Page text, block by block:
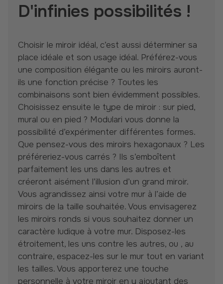
D'infinies possibilités !
Choisir le miroir idéal, c’est aussi déterminer sa
place idéale et son usage idéal. Préférez-vous
une composition élégante ou les miroirs auront-
ils une fonction précise ? Toutes les
combinaisons sont bien évidemment possibles.
Choisissez ensuite le type de miroir : sur pied,
mural ou en pied ? Modulari vous donne la
possibilité d’expérimenter différentes formes.
Que pensez-vous des miroirs hexagonaux ? Les
préféreriez-vous carrés ? Ils s’emboîtent
parfaitement les uns dans les autres et
créeront aisément l’illusion d’un grand miroir.
Vous agrandissez ainsi votre mur à l’aide de
miroirs de la taille souhaitée. Vous envisagerez
les miroirs ronds si vous souhaitez donner un
caractère ludique à votre mur. Disposez-les
étroitement, les uns contre les autres, ou , au
contraire, espacez-les sur le mur tout en variant
les tailles. Vous apporterez une touche
personnelle à votre miroir en y ajoutant des